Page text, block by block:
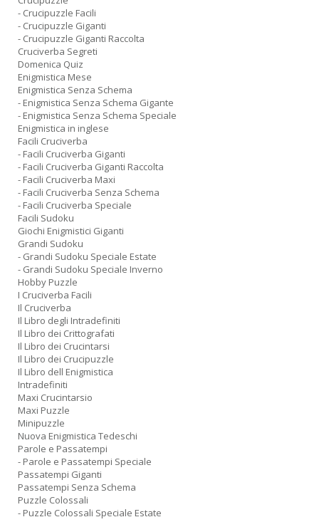
- Crucipuzzle Facili
- Crucipuzzle Giganti
- Crucipuzzle Giganti Raccolta
Cruciverba Segreti
Domenica Quiz
Enigmistica Mese
Enigmistica Senza Schema
- Enigmistica Senza Schema Gigante
- Enigmistica Senza Schema Speciale
Enigmistica in inglese
Facili Cruciverba
- Facili Cruciverba Giganti
- Facili Cruciverba Giganti Raccolta
- Facili Cruciverba Maxi
- Facili Cruciverba Senza Schema
- Facili Cruciverba Speciale
Facili Sudoku
Giochi Enigmistici Giganti
Grandi Sudoku
- Grandi Sudoku Speciale Estate
- Grandi Sudoku Speciale Inverno
Hobby Puzzle
I Cruciverba Facili
Il Cruciverba
Il Libro degli Intradefiniti
Il Libro dei Crittografati
Il Libro dei Crucintarsi
Il Libro dei Crucipuzzle
Il Libro dell Enigmistica
Intradefiniti
Maxi Crucintarsio
Maxi Puzzle
Minipuzzle
Nuova Enigmistica Tedeschi
Parole e Passatempi
- Parole e Passatempi Speciale
Passatempi Giganti
Passatempi Senza Schema
Puzzle Colossali
- Puzzle Colossali Speciale Estate